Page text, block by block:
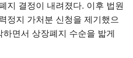
지 결정이 내려졌다. 이후 법원
정지 가처분 신청을 제기했으
하면서 상장폐지 수순을 밟게